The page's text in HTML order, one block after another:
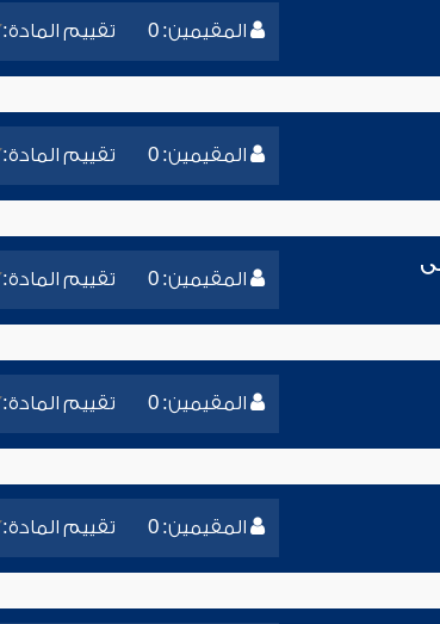
المقيمين: 0 تقييم المادة:
المقيمين: 0 تقييم المادة:
المقيمين: 0 تقييم المادة:
المقيمين: 0 تقييم المادة:
المقيمين: 0 تقييم المادة: